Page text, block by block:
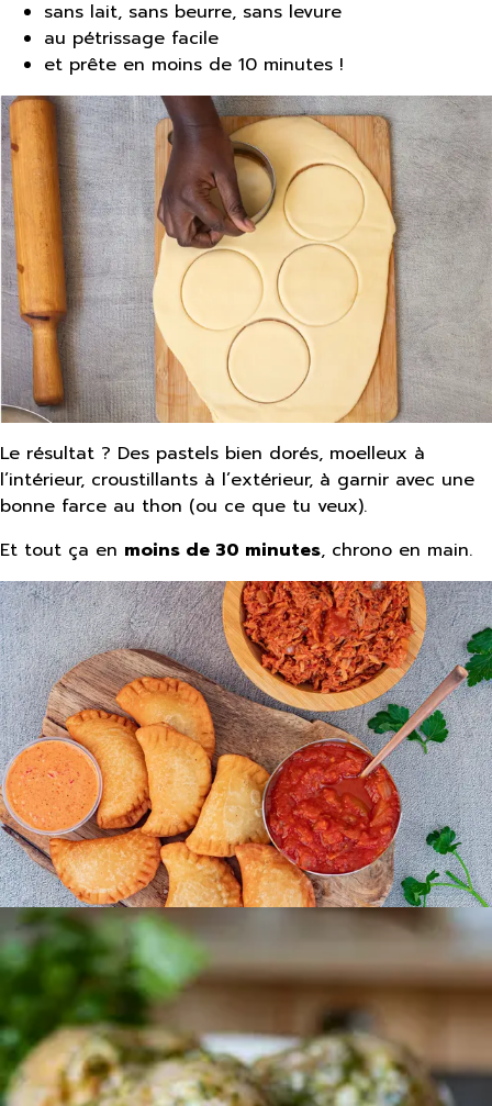
sans lait, sans beurre, sans levure
au pétrissage facile
et prête en moins de 10 minutes !
Le résultat ? Des pastels bien dorés, moelleux à
l’intérieur, croustillants à l’extérieur, à garnir avec une
bonne farce au thon (ou ce que tu veux).
Et tout ça en moins de 30 minutes, chrono en main.
Une recette simple, efficace, et qui régale toute la
maison. C’est une des recettes de mon livrePastels &
Yassaque nous avons d’ailleurs réalisé lors de notre
dernier live. Tu retrouveras la vidéo
ICI.